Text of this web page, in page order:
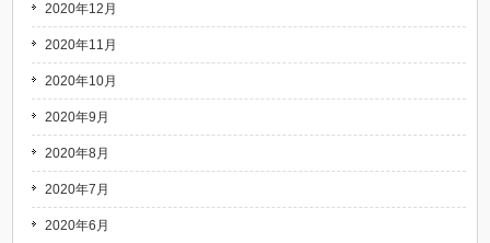
2020年12月
2020年11月
2020年10月
2020年9月
2020年8月
2020年7月
2020年6月